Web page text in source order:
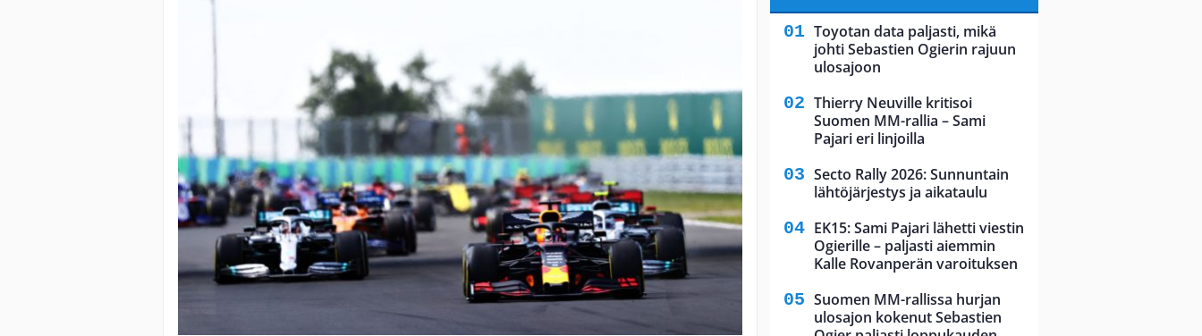
Toyotan data paljasti, mikä
johti Sebastien Ogierin rajuun
ulosajoon
Thierry Neuville kritisoi
Suomen MM-rallia – Sami
Pajari eri linjoilla
Secto Rally 2026: Sunnuntain
lähtöjärjestys ja aikataulu
EK15: Sami Pajari lähetti viestin
Ogierille – paljasti aiemmin
Kalle Rovanperän varoituksen
Suomen MM-rallissa hurjan
ulosajon kokenut Sebastien